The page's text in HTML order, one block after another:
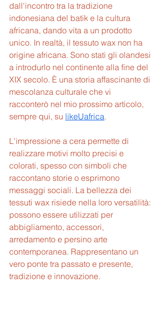
dall'incontro tra la tradizione
indonesiana del batik e la cultura
africana, dando vita a un prodotto
unico. In realtà, il tessuto wax non ha
origine africana. Sono stati gli olandesi
a introdurlo nel continente alla fine del
XIX secolo. È una storia affascinante di
mescolanza culturale che vi
racconterò nel mio prossimo articolo,
sempre qui, su likeUafrica.
L'impressione a cera permette di
realizzare motivi molto precisi e
colorati, spesso con simboli che
raccontano storie o esprimono
messaggi sociali. La bellezza dei
tessuti wax risiede nella loro versatilità:
possono essere utilizzati per
abbigliamento, accessori,
arredamento e persino arte
contemporanea. Rappresentano un
vero ponte tra passato e presente,
tradizione e innovazione.